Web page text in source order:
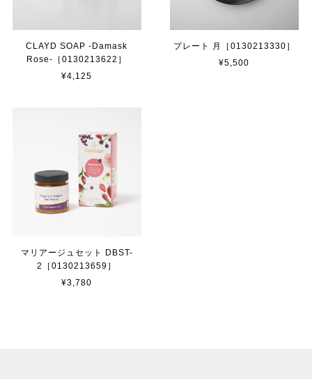
CLAYD SOAP -Damask
Rose-［0130213622］
¥4,125
プレート 月［0130213330］
¥5,500
マリアージュセット DBST-
2［0130213659］
¥3,780